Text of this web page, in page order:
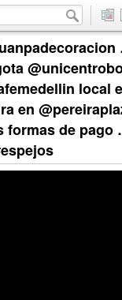
local
en
formas de